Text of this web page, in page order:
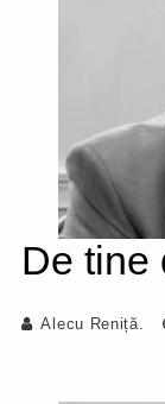
De tine
Alecu Reniță.